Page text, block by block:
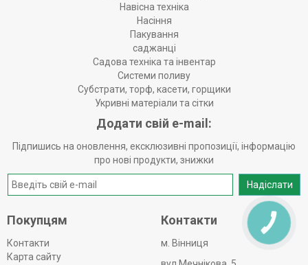
Навісна техніка
Насіння
Пакування
саджанці
Садова техніка та інвентар
Системи поливу
Субстрати, торф, касети, горщики
Укривні матеріали та сітки
Додати свій e-mail:
Підпишись на оновлення, ексклюзивні пропозиції, інформацію
про нові продукти, знижки
Надіслати
Покупцям
Контакти
Карта сайту
Контакти
м. Вінниця
КНОПКА
ЗВ'ЯЗКУ